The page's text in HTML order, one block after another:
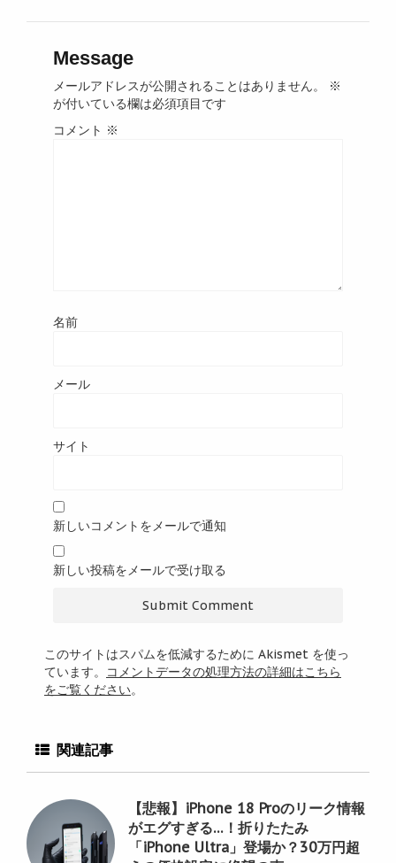
Message
メールアドレスが公開されることはありません。
※
が付いている欄は必須項目です
コメント ※
名前
メール
サイト
新しいコメントをメールで通知
新しい投稿をメールで受け取る
このサイトはスパムを低減するために Akismet を使っ
ています。
コメントデータの処理方法の詳細はこちら
をご覧ください。
関連記事
【悲報】iPhone 18 Proのリーク情報
がエグすぎる…！折りたたみ
「iPhone Ultra」登場か？30万円超